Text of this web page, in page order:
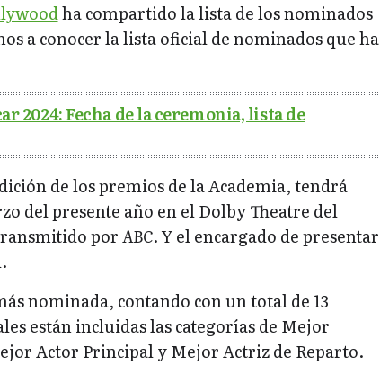
ha compartido la lista de los nominados
a conocer la lista oficial de nominados que ha
2024: Fecha de la ceremonia, lista de
de los premios de la Academia, tendrá
del presente año en el Dolby Theatre del
porABC. Y el encargado de presentar
nominada, contando con un total de 13
están incluidas las categorías de Mejor
Actor Principal y Mejor Actriz de Reparto.